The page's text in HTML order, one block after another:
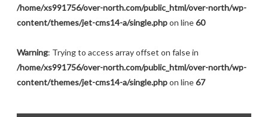
/home/xs991756/over-north.com/public_html/over-north/wp-
content/themes/jet-cms14-a/single.phpon line60
Warning: Trying to access array offset on false in
/home/xs991756/over-north.com/public_html/over-north/wp-
content/themes/jet-cms14-a/single.phpon line67